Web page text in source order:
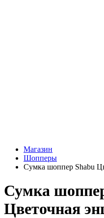
Магазин
Шопперы
Сумка шоппер Shabu
Сумка
Цветочная